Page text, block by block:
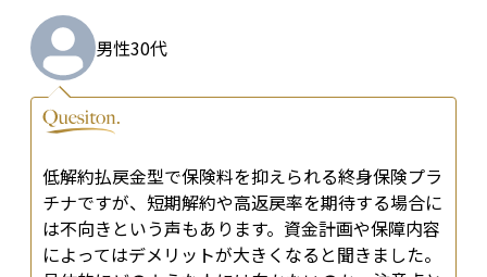
男性30代
低解約払戻金型で保険料を抑えられる終身保険プラ
チナですが、短期解約や高返戻率を期待する場合に
は不向きという声もあります。資金計画や保障内容
によってはデメリットが大きくなると聞きました。